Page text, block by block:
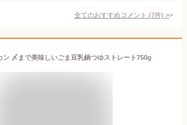
全てのおすすめコメント (7件) >
ン 〆まで美味しいごま豆乳鍋つゆストレート750g